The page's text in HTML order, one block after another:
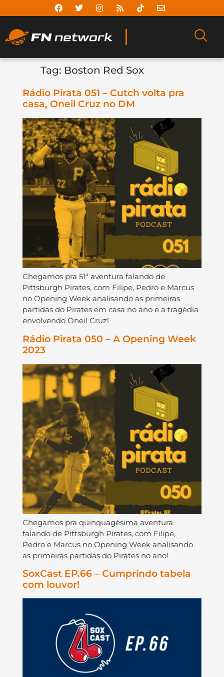
Tag: Boston Red Sox
Rádio Pirata 051 – Cutch volta pra
casa, Oneil Cruz no DM
Chegamos pra 51ª aventura falando de
Pittsburgh Pirates, com Filipe, Pedro e Marcus
no Opening Week analisando as primeiras
partidas do Pirates em casa no ano e a tragédia
envolvendo Oneil Cruz!
Rádio Pirata 050 – A Opening Week
2023
Chegamos pra quinquagésima aventura
falando de Pittsburgh Pirates, com Filipe,
Pedro e Marcus no Opening Week analisando
as primeiras partidas do Pirates no ano!
SoxCast EP.66 – Cumprindo tabela
com louvor!